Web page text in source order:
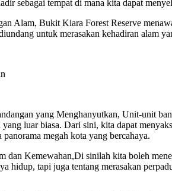
sebagai tempat di mana kita dapat
Alam, Bukit Kiara Forest Reserve
untuk merasakan kehadiran alam
yang Menghanyutkan, Unit-unit
yang luar biasa. Dari sini, kita dapat
megah kota yang bercahaya.
dan Kemewahan,Di sinilah kita boleh
hidup, tapi juga tentang merasakan